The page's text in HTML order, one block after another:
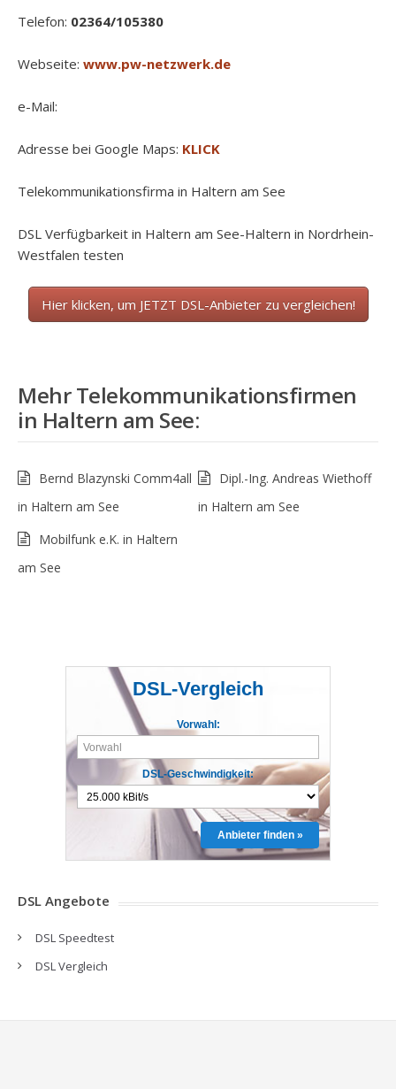
Telefon: 02364/105380
Webseite: www.pw-netzwerk.de
e-Mail:
Adresse bei Google Maps: KLICK
Telekommunikationsfirma in Haltern am See
DSL Verfügbarkeit in Haltern am See-Haltern in Nordrhein-
Westfalen testen
Hier klicken, um JETZT DSL-Anbieter zu vergleichen!
Mehr Telekommunikationsfirmen
in Haltern am See:
Bernd Blazynski Comm4all
in Haltern am See
Dipl.-Ing. Andreas Wiethoff
in Haltern am See
Mobilfunk e.K. in Haltern
am See
DSL-Vergleich
Vorwahl:
DSL-Geschwindigkeit:
Anbieter finden »
DSL Angebote
DSL Speedtest
DSL Vergleich